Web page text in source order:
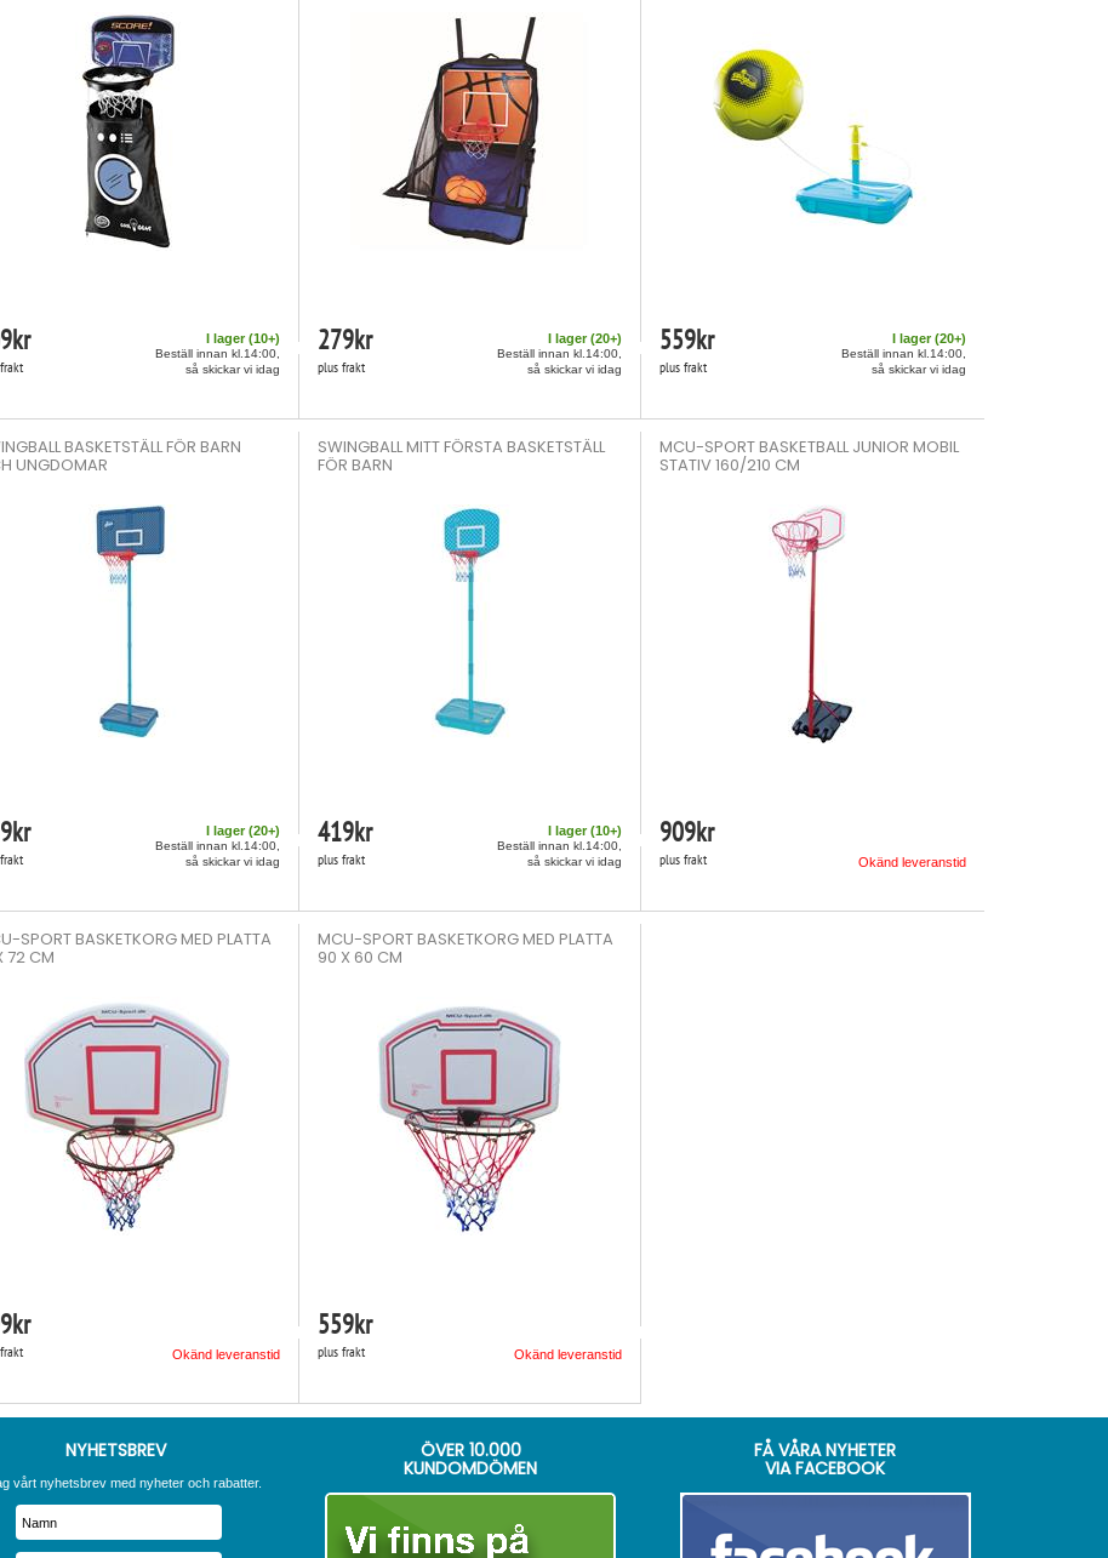
kr I lager (10+)
Beställ innan kl.14:00,
så skickar vi idag
279kr
plus frakt
I lager (20+)
Beställ innan kl.14:00,
så skickar vi idag
559kr
plus frakt
I lager (20+)
Beställ innan kl.14:00,
så skickar vi idag
BASKETSTÄLL FÖR BARN
UNGDOMAR
kr I lager (20+)
Beställ innan kl.14:00,
så skickar vi idag
SWINGBALL MITT FÖRSTA BASKETSTÄLL
FÖR BARN
419kr
plus frakt
I lager (10+)
Beställ innan kl.14:00,
så skickar vi idag
MCU-SPORT BASKETBALL JUNIOR MOBIL
STATIV 160/210 CM
909kr
plus frakt Okänd leveranstid
SPORT BASKETKORG MED PLATTA
72 CM
kr
Okänd leveranstid
MCU-SPORT BASKETKORG MED PLATTA
90 X 60 CM
559kr
plus frakt Okänd leveranstid
NYHETSBREV
vårt nyhetsbrev med nyheter och rabatter.
ÖVER 10.000
KUNDOMDÖMEN
FÅ VÅRA NYHETER
VIA FACEBOOK